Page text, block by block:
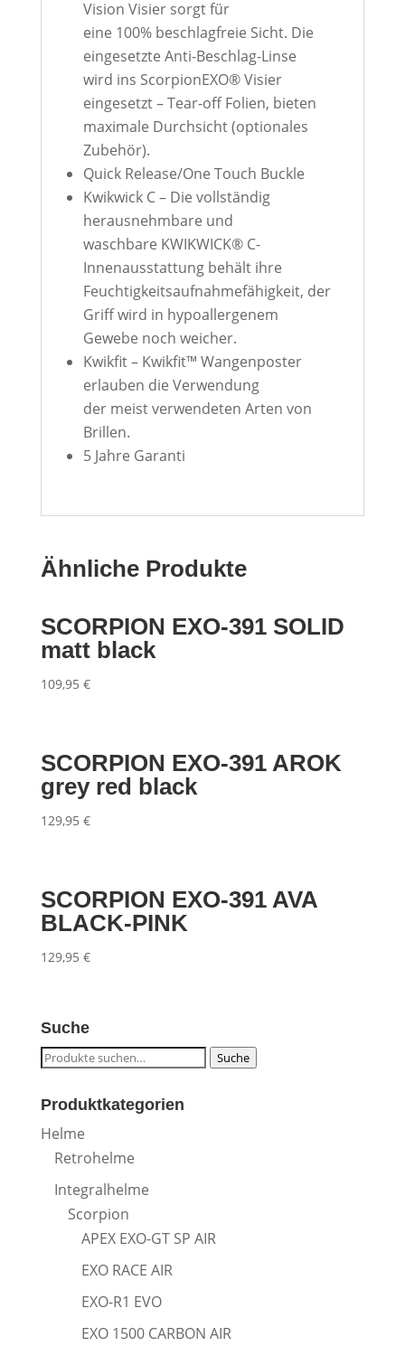
Vision Visier sorgt für
eine 100% beschlagfreie Sicht. Die
eingesetzte Anti-Beschlag-Linse
wird ins ScorpionEXO® Visier
eingesetzt – Tear-off Folien, bieten
maximale Durchsicht (optionales
Zubehör).
Quick Release/One Touch Buckle
Kwikwick C– Die vollständig
herausnehmbare und
waschbare KWIKWICK® C-
Innenausstattung behält ihre
Feuchtigkeitsaufnahmefähigkeit, der
Griff wird in hypoallergenem
Gewebe noch weicher.
Kwikfit– Kwikfit™ Wangenposter
erlauben die Verwendung
der meist verwendeten Arten von
Brillen.
5 Jahre Garanti
Ähnliche Produkte
SCORPION EXO-391 SOLID
matt black
109,95 €
SCORPION EXO-391 AROK
grey red black
129,95 €
SCORPION EXO-391 AVA
BLACK-PINK
129,95 €
Suche
Suche
Suche
Produktkategorien
Helme
Retrohelme
Integralhelme
Scorpion
APEX EXO-GT SP AIR
EXO RACE AIR
EXO-R1 EVO
EXO 1500 CARBON AIR